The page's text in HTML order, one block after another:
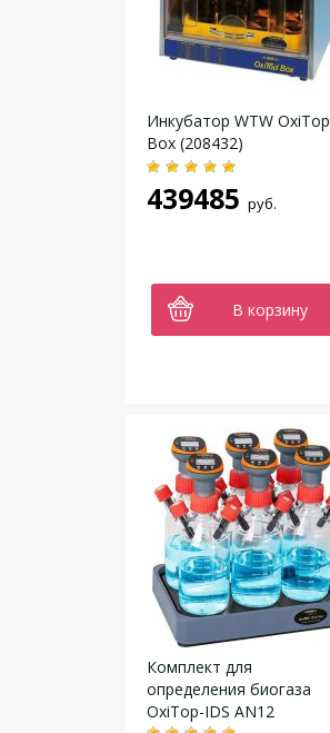
Инкубатор WTW OxiTop
Box (208432)
439485 руб.
В корзину
Комплект для
определения биогаза
OxiTop-IDS AN12